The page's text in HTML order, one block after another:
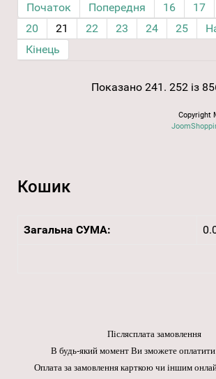
Початок Попередня 16 17
20
21 22 23 24 25
Кінець
Показано 241. 252 із
Copyright
Кошик
Загальна СУМА:
Післясплата замовлення
В будь-який момент Ви зможете оплатити
Оплата за замовлення карткою чи іншим